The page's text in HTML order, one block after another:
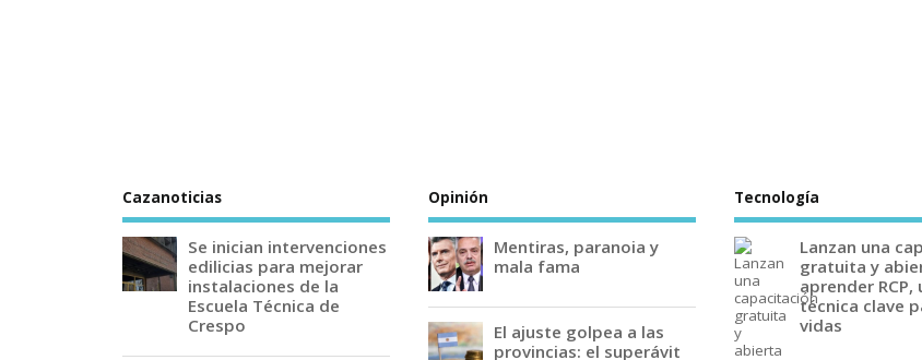
Cazanoticias
Se inician intervenciones
edilicias para mejorar
instalaciones de la
Escuela Técnica de
Crespo
Opinión
Mentiras, paranoia y
mala fama
El ajuste golpea a las
provincias: el superávit
Tecnología
Lanzan una
gratuita y
aprender RCP,
técnica clave
vidas